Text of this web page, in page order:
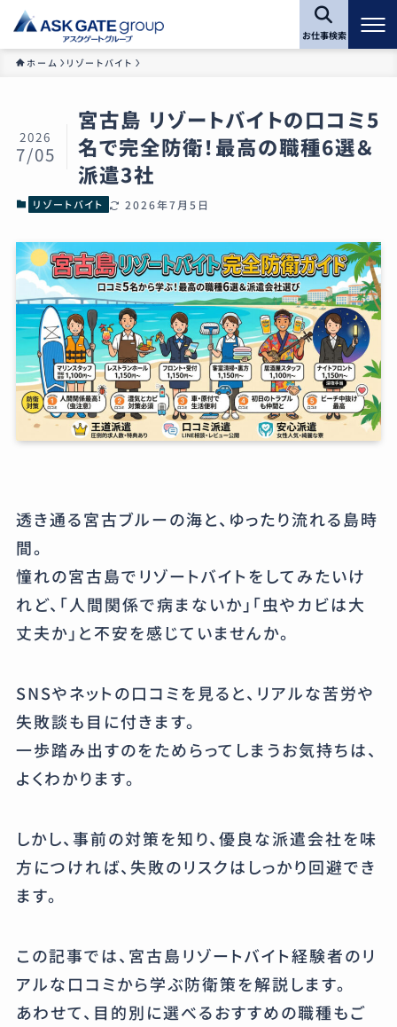
お仕事検索
ホーム リゾートバイト
宮古島 リゾートバイトの口コミ5
名で完全防衛！最高の職種6選＆
派遣3社
2026
7/05
リゾートバイト 2026年7月5日
透き通る宮古ブルーの海と、ゆったり流れる島時
間。
憧れの宮古島でリゾートバイトをしてみたいけ
れど、「人間関係で病まないか」「虫やカビは大
丈夫か」と不安を感じていませんか。
SNSやネットの口コミを見ると、リアルな苦労や
失敗談も目に付きます。
一歩踏み出すのをためらってしまうお気持ちは、
よくわかります。
しかし、事前の対策を知り、優良な派遣会社を味
方につければ、失敗のリスクはしっかり回避でき
ます。
この記事では、宮古島リゾートバイト経験者のリ
アルな口コミから学ぶ防衛策を解説します。
あわせて、目的別に選べるおすすめの職種もご